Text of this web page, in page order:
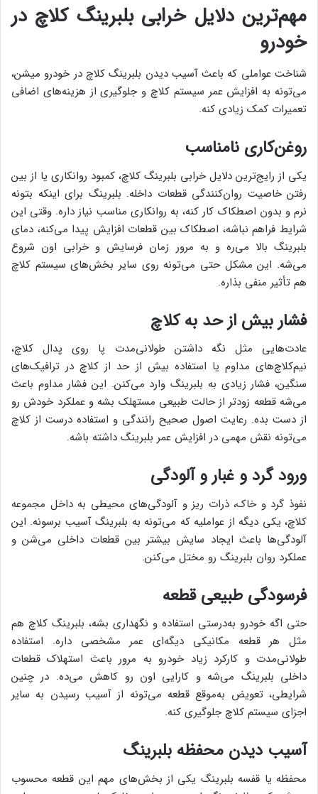
مهم‌ترین دلایل خرابی بلبرینگ کلاچ در
خودرو
شناخت عواملی که باعث آسیب دیدن بلبرینگ کلاچ در خودرو میشن،
می‌تونه به افزایش عمر سیستم کلاچ و جلوگیری از هزینه‌های اضافی
تعمیرات کمک زیادی کنه.
روغن‌کاری نامناسب
یکی از رایج‌ترین دلایل خرابی بلبرینگ کلاچ، کمبود روانکاری یا از بین
رفتن خاصیت روان‌کنندگی قطعات داخله. بلبرینگ برای اینکه بتونه
نرم و بدون اصطکاک کار کنه، به روانکاری مناسب نیاز داره. وقتی این
شرایط فراهم نباشه، اصطکاک بین قطعات افزایش پیدا می‌کنه، دمای
بلبرینگ بالا می‌ره و به مرور زمان فرسایش و خرابی اون شروع
می‌شه. این مشکل حتی می‌تونه روی سایر بخش‌های سیستم کلاچ
هم تأثیر منفی بذاره.
فشار بیش از حد به کلاچ
عادت‌هایی مثل نگه داشتن طولانی‌مدت پا روی پدال کلاچ،
نیم‌کلاچ‌های مداوم یا استفاده بیش از حد از کلاچ در ترافیک‌های
سنگین، فشار زیادی به بلبرینگ وارد می‌کنن. این فشار مداوم باعث
می‌شه قطعه زودتر از حالت طبیعی مستهلک بشه و عملکرد خودش رو
از دست بده. رعایت اصول صحیح رانندگی و استفاده درست از کلاچ
می‌تونه نقش مهمی در افزایش عمر بلبرینگ داشته باشه.
ورود گرد و غبار و آلودگی
نفوذ گرد و خاک، ذرات ریز و آلودگی‌های محیطی به داخل مجموعه
کلاچ، یکی دیگه از عواملیه که می‌تونه به بلبرینگ آسیب برسونه. این
آلودگی‌ها باعث ایجاد سایش بیشتر بین قطعات داخلی می‌شن و
عملکرد روان بلبرینگ رو مختل می‌کنن.
فرسودگی طبیعی قطعه
حتی اگه خودرو به‌درستی استفاده و نگهداری بشه، بلبرینگ کلاچ هم
مثل هر قطعه مکانیکی دیگه‌ای عمر مشخصی داره. استفاده
طولانی‌مدت و کارکرد زیاد خودرو به مرور باعث استهلاک قطعات
داخلی بلبرینگ می‌شه و کارایی اون رو کاهش می‌ده. در چنین
شرایطی، تعویض به‌موقع قطعه می‌تونه از آسیب رسیدن به سایر
اجزای سیستم کلاچ جلوگیری کنه.
آسیب دیدن محفظه بلبرینگ
محفظه یا قفسه بلبرینگ یکی از بخش‌های مهم این قطعه محسوب